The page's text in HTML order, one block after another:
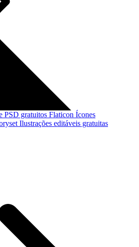
PSD gratuitos Flaticon Ícones
Ilustrações editáveis gratuitas